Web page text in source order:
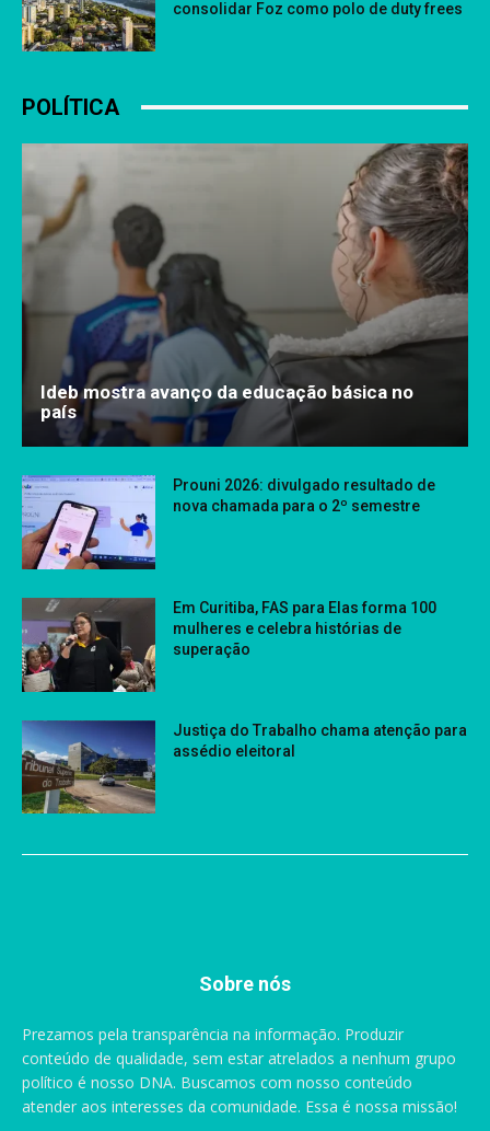
consolidar Foz como polo de duty frees
POLÍTICA
Ideb mostra avanço da educação básica no
país
Prouni 2026: divulgado resultado de
nova chamada para o 2º semestre
Em Curitiba, FAS para Elas forma 100
mulheres e celebra histórias de
superação
Justiça do Trabalho chama atenção para
assédio eleitoral
Sobre nós
Prezamos pela transparência na informação. Produzir
conteúdo de qualidade, sem estar atrelados a nenhum grupo
político é nosso DNA. Buscamos com nosso conteúdo
atender aos interesses da comunidade. Essa é nossa missão!